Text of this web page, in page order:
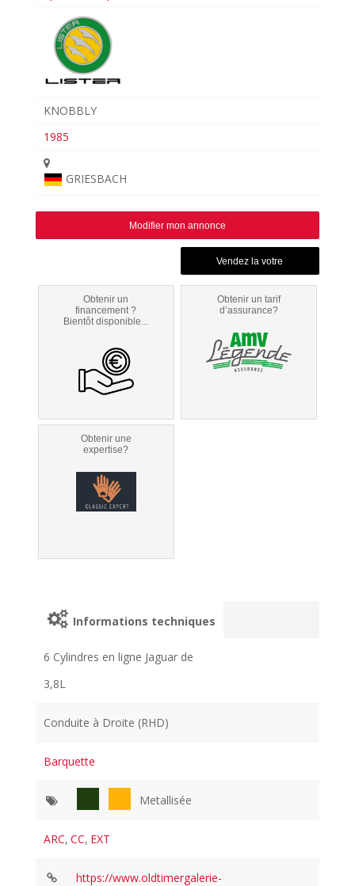
KNOBBLY
1985
GRIESBACH
Modifier mon annonce
Obtenir un
financement ?
Bientôt disponible...
Obtenir un tarif
d’assurance?
Obtenir une
expertise?
Informations techniques
6 Cylindres en ligne Jaguar de
3,8L
Conduite à Droite (RHD)
Barquette
Metallisée
ARC, CC, EXT
https://www.oldtimergalerie-